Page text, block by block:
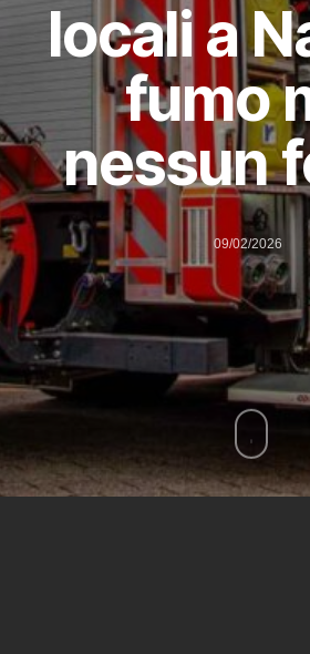
locali a
fumo
nessun
09/02/2026